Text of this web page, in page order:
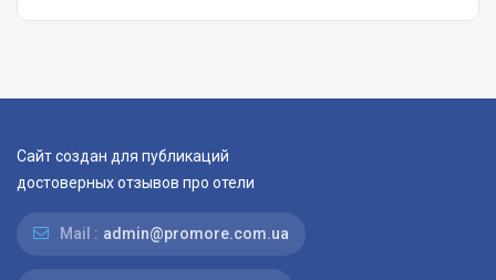
Сайт создан для публикаций
достоверных отзывов про отели
Mail : admin@promore.com.ua